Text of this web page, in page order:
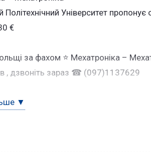
Політехнічний Університет
€
за фахом ⭐ Мехатроніка –
, дзвоніть зараз ☎ (097)1137629
▼